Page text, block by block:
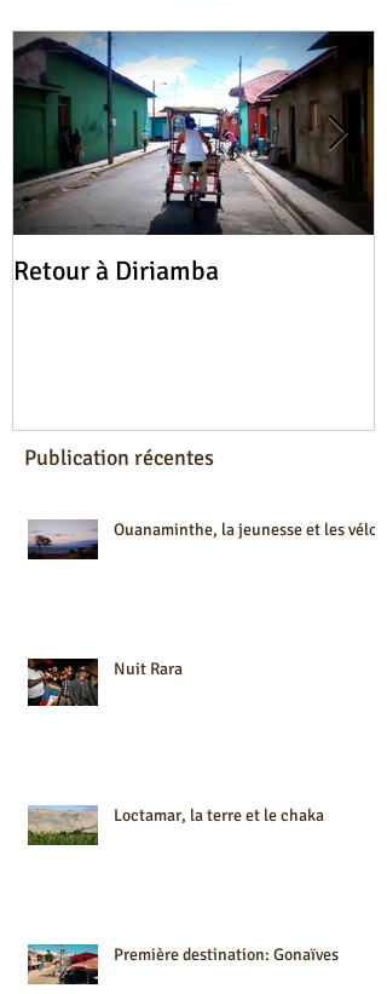
Retour à Diriamba
Publication récentes
Ouanaminthe, la jeunesse et les vélos
Nuit Rara
Loctamar, la terre et le chaka
Première destination: Gonaïves